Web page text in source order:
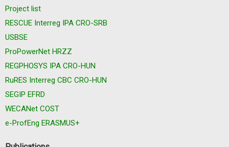
Project list
RESCUE Interreg IPA CRO-SRB
USBSE
ProPowerNet HRZZ
REGPHOSYS IPA CRO-HUN
RuRES Interreg CBC CRO-HUN
SEGIP EFRD
WECANet COST
e-ProfEng ERASMUS+